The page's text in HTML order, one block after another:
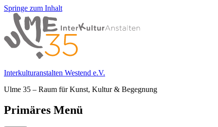
Springe zum Inhalt
Interkulturanstalten Westend e.V.
Ulme 35 – Raum für Kunst, Kultur & Begegnung
Primäres Menü